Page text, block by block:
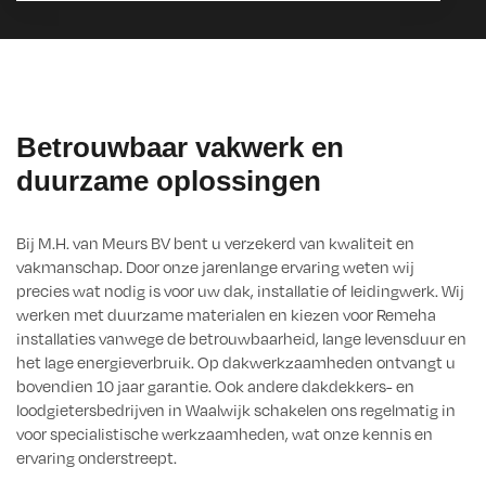
Betrouwbaar vakwerk en
duurzame oplossingen
Bij M.H. van Meurs BV bent u verzekerd van kwaliteit en
vakmanschap. Door onze jarenlange ervaring weten wij
precies wat nodig is voor uw dak, installatie of leidingwerk. Wij
werken met duurzame materialen en kiezen voor Remeha
installaties vanwege de betrouwbaarheid, lange levensduur en
het lage energieverbruik. Op dakwerkzaamheden ontvangt u
bovendien 10 jaar garantie. Ook andere dakdekkers- en
loodgietersbedrijven in Waalwijk schakelen ons regelmatig in
voor specialistische werkzaamheden, wat onze kennis en
ervaring onderstreept.